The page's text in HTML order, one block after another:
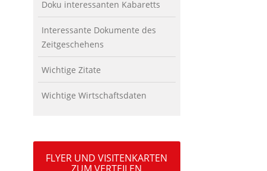
Doku interessanten Kabaretts
Interessante Dokumente des
Zeitgeschehens
Wichtige Zitate
Wichtige Wirtschaftsdaten
FLYER UND VISITENKARTEN